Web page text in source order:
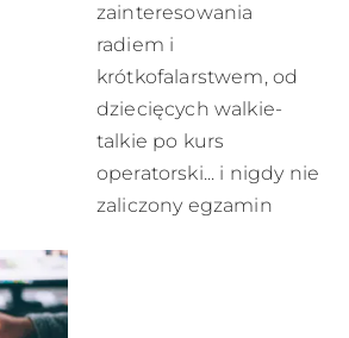
zainteresowania
radiem i
krótkofalarstwem, od
dziecięcych walkie-
talkie po kurs
operatorski... i nigdy nie
zaliczony egzamin